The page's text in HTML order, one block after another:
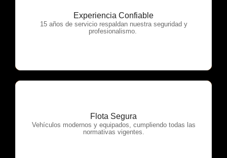
Experiencia Confiable
15 años de servicio respaldan nuestra seguridad y
profesionalismo.
OTP Servicios
Flota Segura
Vehículos modernos y equipados, cumpliendo todas las
normativas vigentes.
OTP Servicios